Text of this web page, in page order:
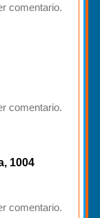
comentario.
comentario.
1004
comentario.